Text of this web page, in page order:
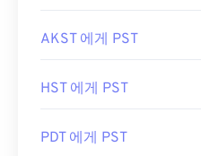
AKST 에게 PST
HST 에게 PST
PDT 에게 PST